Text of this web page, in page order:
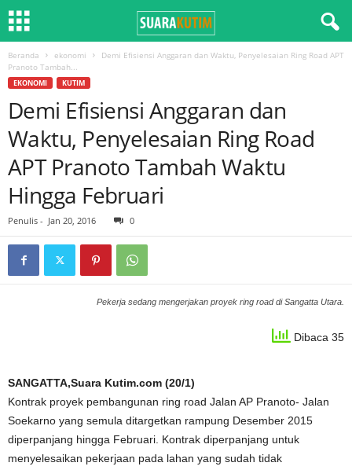
Beranda ekonomi
Demi Efisiensi Anggaran dan Waktu, Penyelesaian Ring Road APT
Pranoto Tambah...
EKONOMI KUTIM
Demi Efisiensi Anggaran dan
Waktu, Penyelesaian Ring Road
APT Pranoto Tambah Waktu
Hingga Februari
Penulis - Jan 20, 2016 0
Pekerja sedang mengerjakan proyek ring road di Sangatta Utara.
Dibaca 35
SANGATTA,Suara Kutim.com (20/1)
Kontrak proyek pembangunan ring road Jalan AP Pranoto- Jalan
Soekarno yang semula ditargetkan rampung Desember 2015
diperpanjang hingga Februari. Kontrak diperpanjang untuk
menyelesaikan pekerjaan pada lahan yang sudah tidak